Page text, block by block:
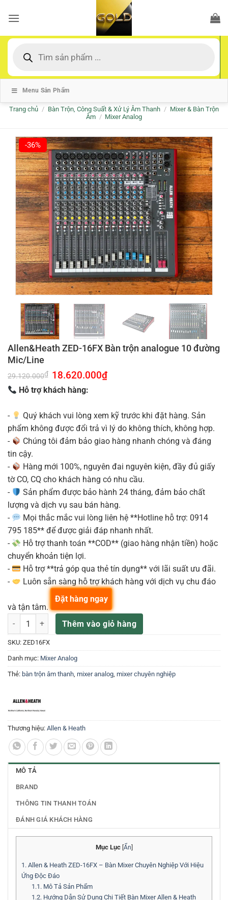
qua
dung
kiếm
Menu Sản Phẩm
Trang chủ / Bàn Trộn, Công Suất & Xử Lý Âm Thanh / Mixer & Bàn Trộn
Âm / Mixer Analog
-36%
Allen&Heath ZED-16FX Bàn trộn analogue 10 đường
Mic/Line
29.120.000₫ Giá
gốc
là:
29.120.000₫.
18.620.000₫Giá
Hỗ trợ khách hàng:
-
Quý khách vui lòng xem kỹ trước khi đặt hàng. Sản
phẩm không được đổi trả vì lý do không thích, không hợp.
-
Chúng tôi đảm bảo giao hàng nhanh chóng và đáng
tin cậy.
-
Hàng mới 100%, nguyên đai nguyên kiện, đầy đủ giấy
tờ CO, CQ cho khách hàng có nhu cầu.
-
Sản phẩm được bảo hành 24 tháng, đảm bảo chất
lượng và dịch vụ sau bán hàng.
-
Mọi thắc mắc vui lòng liên hệ **Hotline hỗ trợ: 0914
795 185** để được giải đáp nhanh nhất.
-
Hỗ trợ thanh toán **COD** (giao hàng nhận tiền) hoặc
chuyển khoản tiện lợi.
-
Hỗ trợ **trả góp qua thẻ tín dụng** với lãi suất ưu đãi.
-
Luôn sẵn sàng hỗ trợ khách hàng với dịch vụ chu đáo
và tận tâm.
Allen&Heath ZED-16FX Bàn trộn analogue 10 đường Mic/Line số
Thêm vào giỏ hàng
Đặt hàng ngay
SKU: ZED16FX
Danh mục: Mixer Analog
Thẻ: bàn trộn âm thanh, mixer analog, mixer chuyên nghiệp
Thương hiệu: Allen & Heath
MÔ TẢ
BRAND
THÔNG TIN THANH TOÁN
ĐÁNH GIÁ KHÁCH HÀNG
Mục Lục Ẩn
1. Allen & Heath ZED-16FX – Bàn Mixer Chuyên Nghiệp Với Hiệu
Ứng Độc Đáo
1.1. Mô Tả Sản Phẩm
1.2. Hướng Dẫn Sử Dụng Chi Tiết Bàn Mixer Allen & Heath